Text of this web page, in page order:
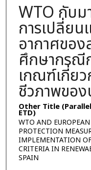
WTO กับม
การเปลี่ย
อากาศขอ
ศึกษากรณี
เกณฑ์เกี่ย
ชีวภาพของ
Other Title
ETD)
WTO AND
PROTECTION
IMPLEMENTATION
CRITERIA IN
SPAIN